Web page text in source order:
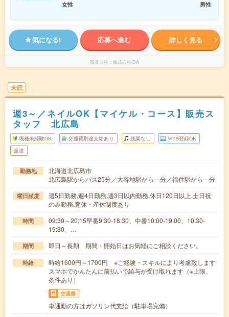
女性
男性
気になる! 応募へ進む 詳しく見る
派遣会社 株式会社iDA
未読
週3～／ネイルOK【マイケル・コース】販売ス
タッフ 北広島
職種未経験OK 交通費別途支給あり 残業なし WEB登録OK
派遣
勤務地
北海道北広島市
北広島駅からバス25分／大谷地駅から---分／福住駅から---分
曜日頻度
週5日勤務,週4日勤務,週3日以内勤務,休日120日以上,土日祝
のみ勤務,育休・産休制度あり
時間
09:30～20:15早番9:30-18:30、中番10:00-19:00、10:30-
19:30、…
期間 即日～長期 期間・開始日はお気軽にご相談ください。
時給
時給1600円～1700円 ※ご経験・スキルにより考慮致します
スマホでかんたんに前払いで給与が受け取れます（※上限、
条件あり）
交通費
車通勤の方はガソリン代支給（駐車場完備）